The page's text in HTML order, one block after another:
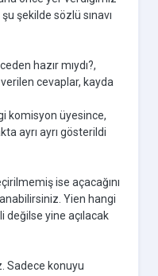
şekilde sözlü sınavı
hazır mıydı?,
cevaplar, kayda
komisyon üyesince,
ayrı ayrı gösterildi
ise açacağını
Yien hangi
yine açılacak
Sadece konuyu